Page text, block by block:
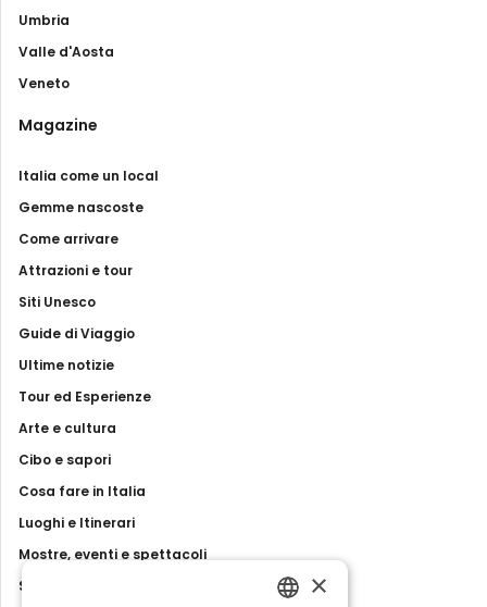
Umbria
Valle d'Aosta
Veneto
Magazine
Italia come un local
Gemme nascoste
Come arrivare
Attrazioni e tour
Siti Unesco
Guide di Viaggio
Ultime notizie
Tour ed Esperienze
Arte e cultura
Cibo e sapori
Cosa fare in Italia
Luoghi e Itinerari
Mostre, eventi e spettacoli
Storie e tradizioni
×